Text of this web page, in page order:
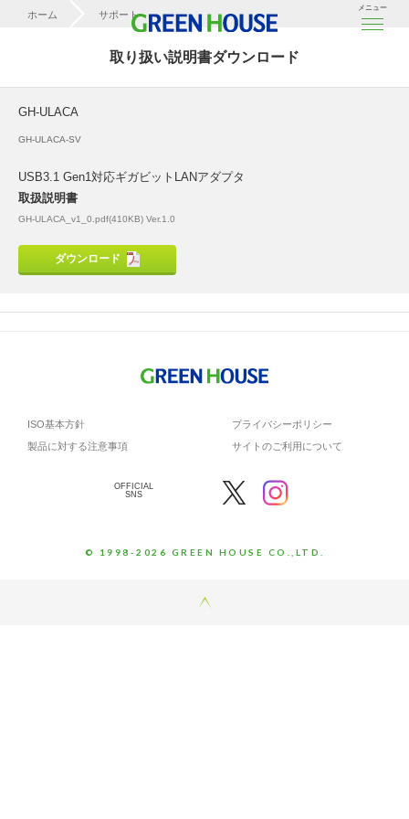
メニュー
ホーム サポート
取り扱い説明書ダウンロード
GH-ULACA
GH-ULACA-SV
USB3.1 Gen1対応ギガビットLANアダプタ
取扱説明書
GH-ULACA_v1_0.pdf(410KB) Ver.1.0
ダウンロード
ISO基本方針
プライバシーポリシー
製品に対する注意事項
サイトのご利用について
OFFICIAL
SNS
© 1998-2026 GREEN HOUSE CO.,LTD.